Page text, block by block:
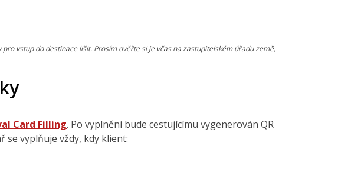
vstup do destinace lišit. Prosím ověřte si je včas na zastupitelském úřadu země,
Card Filling. Po vyplnění bude cestujícímu vygenerován QR
vyplňuje vždy, kdy klient: